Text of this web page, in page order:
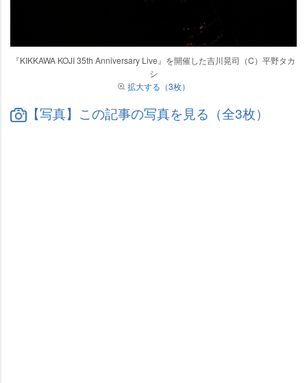
『KIKKAWA KOJI 35th Anniversary Live』を開催した吉川晃司（C）平野タカ
シ
拡大する（3枚）
【写真】この記事の写真を見る（全3枚）